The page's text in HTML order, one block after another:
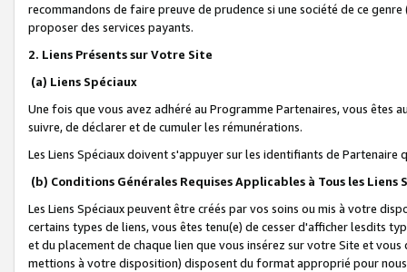
recommandons de faire preuve de prudence si une société de ce
proposer des services payants.
2. Liens Présents sur Votre Site
(a) Liens Spéciaux
Une fois que vous avez adhéré au Programme Partenaires, vous êtes
suivre, de déclarer et de cumuler les rémunérations.
Les Liens Spéciaux doivent s'appuyer sur les identifiants de Partenaire
(b) Conditions Générales Requises Applicables à Tous les Liens
Les Liens Spéciaux peuvent être créés par vos soins ou mis à votre
certains types de liens, vous êtes tenu(e) de cesser d'afficher lesdits
et du placement de chaque lien que vous insérez sur votre Site et
mettions à votre disposition) disposent du format approprié pour